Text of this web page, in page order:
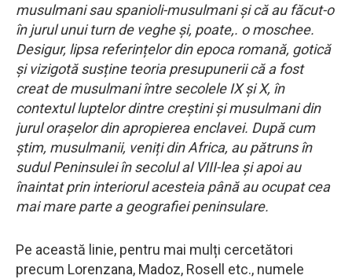
musulmani sau spanioli-musulmani și că au făcut-o
în jurul unui turn de veghe și, poate,. o moschee.
Desigur, lipsa referințelor din epoca romană, gotică
și vizigotă susține teoria presupunerii că a fost
creat de musulmani între secolele IX și X, în
contextul luptelor dintre creștini și musulmani din
jurul orașelor din apropierea enclavei. După cum
știm, musulmanii, veniți din Africa, au pătruns în
sudul Peninsulei în secolul al VIII-lea și apoi au
înaintat prin interiorul acesteia până au ocupat cea
mai mare parte a geografiei peninsulare.
Pe această linie, pentru mai mulți cercetători
precum Lorenzana, Madoz, Rosell etc., numele